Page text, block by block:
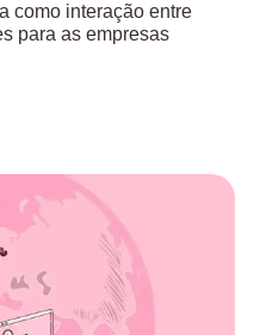
como interação entre
para as empresas